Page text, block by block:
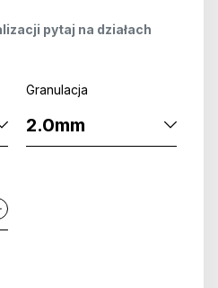
pytaj na działach
Granulacja